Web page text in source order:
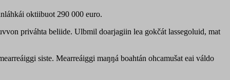
oktiibuot 290 000 euro.
priváhta beliide. Ulbmil doarjagiin lea gokčát lassegoluid, mat
siste. Mearreáiggi maŋŋá boahtán ohcamušat eai váldo